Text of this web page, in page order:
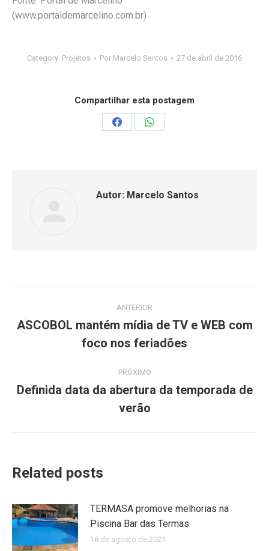
(www.portaldemarcelino.com.br)
Category: Projetos Por Marcelo Santos 27 de abril de 2016
Compartilhar esta postagem
CompartilharCompartilhar
Autor: Marcelo Santos
de
ANTERIOR
anterior:
ASCOBOL mantém mídia de TV e WEB com
foco nos feriadões
PRÓXIMO
post:
Definida data da abertura da temporada de
verão
Related posts
TERMASA promove melhorias na
Piscina Bar das Termas
18 de agosto de 2021